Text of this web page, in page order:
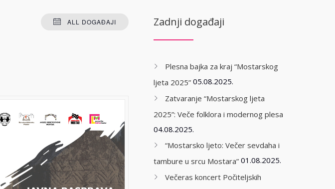
ALL DOGAĐAJI Zadnji događaji
Plesna bajka za kraj “Mostarskog
ljeta 2025” 05.08.2025.
Zatvaranje “Mostarskog ljeta
2025”: Veče folklora i modernog plesa
04.08.2025.
“Mostarsko ljeto: Večer sevdaha i
tambure u srcu Mostara” 01.08.2025.
Večeras koncert Počiteljskih